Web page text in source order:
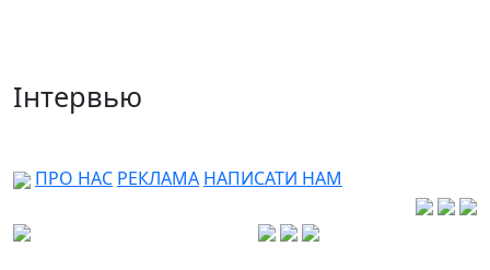
Інтервью
ПРО НАС РЕКЛАМА НАПИСАТИ НАМ